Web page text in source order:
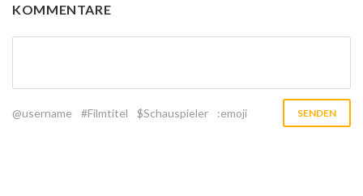
KOMMENTARE
@username #Filmtitel $Schauspieler :emoji